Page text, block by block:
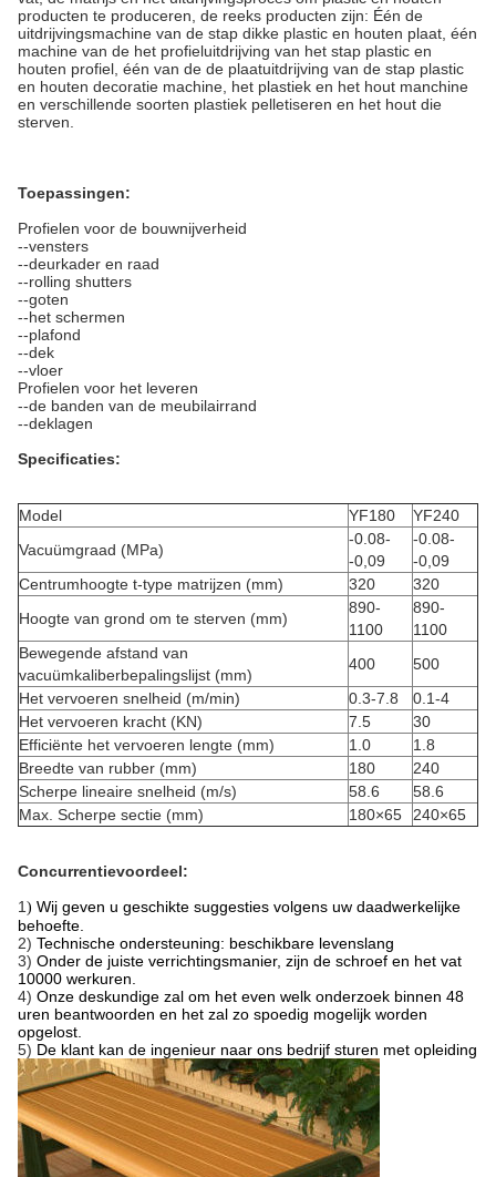
producten te produceren, de reeks producten zijn: Één de
uitdrijvingsmachine van de stap dikke plastic en houten plaat, één
machine van de het profieluitdrijving van het stap plastic en
houten profiel, één van de de plaatuitdrijving van de stap plastic
en houten decoratie machine, het plastiek en het hout manchine
en verschillende soorten plastiek pelletiseren en het hout die
sterven.
Toepassingen:
Profielen voor de bouwnijverheid
--vensters
--deurkader en raad
--rolling shutters
--goten
--het schermen
--plafond
--dek
--vloer
Profielen voor het leveren
--de banden van de meubilairrand
--deklagen
Specificaties:
Model YF180
YF240
Vacuümgraad (MPa)
-0.08-
-0,09
-0.08-
-0,09
Centrumhoogte t-type matrijzen (mm)
320
320
Hoogte van grond om te sterven (mm)
890-
1100
890-
1100
Bewegende afstand van
vacuümkaliberbepalingslijst (mm)
400
500
Het vervoeren snelheid (m/min)
0.3-7.8
0.1-4
Het vervoeren kracht (KN)
7.5
30
Efficiënte het vervoeren lengte (mm)
1.0
1.8
Breedte van rubber (mm)
180
240
Scherpe lineaire snelheid (m/s)
58.6
58.6
Max. Scherpe sectie (mm)
180×65 240×65
Concurrentievoordeel:
1 ) Wij geven u geschikte suggesties volgens uw daadwerkelijke
behoefte.
2) Technische ondersteuning: beschikbare levenslang
3) Onder de juiste verrichtingsmanier, zijn de schroef en het vat
10000 werkuren.
4) Onze deskundige zal om het even welk onderzoek binnen 48
uren beantwoorden en het zal zo spoedig mogelijk worden
opgelost.
5) De klant kan de ingenieur naar ons bedrijf sturen met opleiding